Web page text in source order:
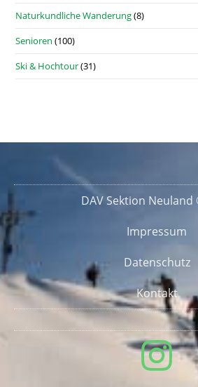
Naturkundliche Wanderung(8)
Senioren (100)
Ski & Hochtour(31)
DAV Sektion Neuland
Impressum
Datenschutz
Kontakt